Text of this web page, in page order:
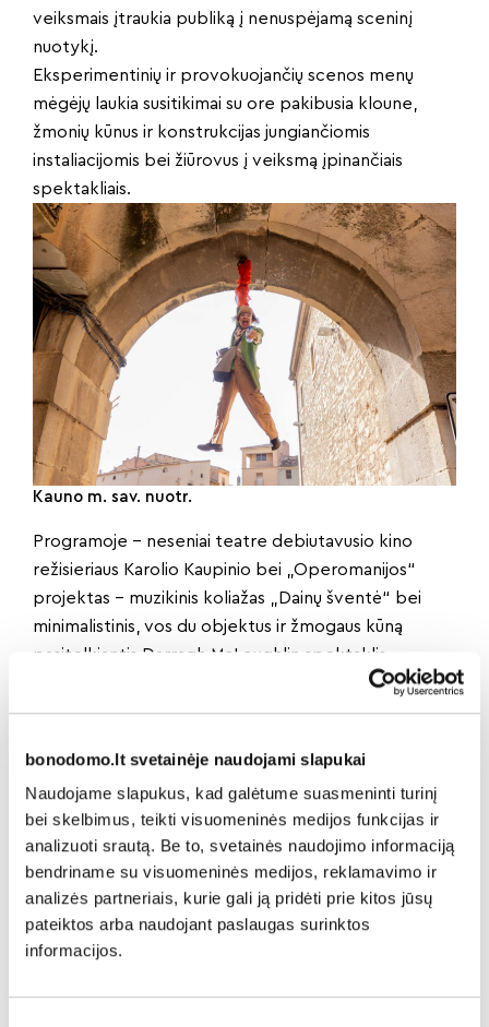
bonodomo.lt svetainėje naudojami slapukai
Naudojame slapukus, kad galėtume suasmeninti turinį
bei skelbimus, teikti visuomeninės medijos funkcijas ir
analizuoti srautą. Be to, svetainės naudojimo informaciją
bendriname su visuomeninės medijos, reklamavimo ir
analizės partneriais, kurie gali ją pridėti prie kitos jūsų
pateiktos arba naudojant paslaugas surinktos
informacijos.
veiksmais įtraukia publiką į nenuspėjamą sceninį
nuotykį.
Eksperimentinių ir provokuojančių scenos menų
mėgėjų laukia susitikimai su ore pakibusia kloune,
žmonių kūnus ir konstrukcijas jungiančiomis
instaliacijomis bei žiūrovus į veiksmą įpinančiais
spektakliais.
Kauno m. sav. nuotr.
Programoje – neseniai teatre debiutavusio kino
režisieriaus Karolio Kaupinio bei „Operomanijos“
projektas – muzikinis koliažas „Dainų šventė“ bei
minimalistinis, vos du objektus ir žmogaus kūną
pasitelkiantis Darragh McLoughlin spektaklis
„Stickman“. Kaip namie pasijus ir tradicinio teatro
pasiilgę žiūrovai – JAV ir Belgijoje kuriantis
„Nothing Happens Without You“, kalbantį apie
gyvenimą ir netektis.
Kaip visuomet, „ConTempo“ festivalis skatins
pastebėti jaunuosius menininkus. Pradedantieji
Lietuvos ir užsienio kūrėjai savo darbus pristatys
eksperimentinėje, būtent jų pasirodymams skirtoje
Festivalio „ConTempo“ programa kuriama galvojant